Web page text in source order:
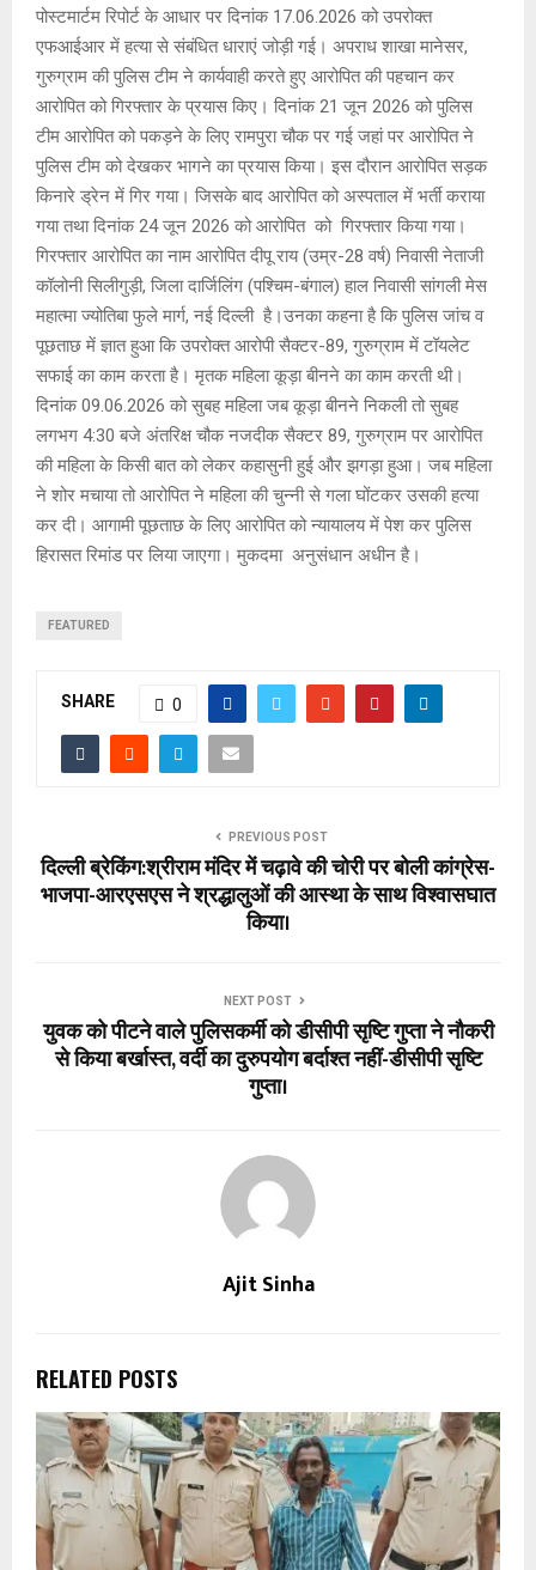
पोस्टमार्टम रिपोर्ट के आधार पर दिनांक 17.06.2026 को उपरोक्त
एफआईआर में हत्या से संबंधित धाराएं जोड़ी गई। अपराध शाखा मानेसर,
गुरुग्राम की पुलिस टीम ने कार्यवाही करते हुए आरोपित की पहचान कर
आरोपित को गिरफ्तार के प्रयास किए। दिनांक 21 जून 2026 को पुलिस
टीम आरोपित को पकड़ने के लिए रामपुरा चौक पर गई जहां पर आरोपित ने
पुलिस टीम को देखकर भागने का प्रयास किया। इस दौरान आरोपित सड़क
किनारे ड्रेन में गिर गया। जिसके बाद आरोपित को अस्पताल में भर्ती कराया
गया तथा दिनांक 24 जून 2026 को आरोपित को गिरफ्तार किया गया।
गिरफ्तार आरोपित का नाम आरोपित दीपू राय (उम्र-28 वर्ष) निवासी नेताजी
कॉलोनी सिलीगुड़ी, जिला दार्जिलिंग (पश्चिम-बंगाल) हाल निवासी सांगली मेस
महात्मा ज्योतिबा फुले मार्ग, नई दिल्ली है।उनका कहना है कि पुलिस जांच व
पूछताछ में ज्ञात हुआ कि उपरोक्त आरोपी सैक्टर-89, गुरुग्राम में टॉयलेट
सफाई का काम करता है। मृतक महिला कूड़ा बीनने का काम करती थी।
दिनांक 09.06.2026 को सुबह महिला जब कूड़ा बीनने निकली तो सुबह
लगभग 4:30 बजे अंतरिक्ष चौक नजदीक सैक्टर 89, गुरुग्राम पर आरोपित
की महिला के किसी बात को लेकर कहासुनी हुई और झगड़ा हुआ। जब महिला
ने शोर मचाया तो आरोपित ने महिला की चुन्नी से गला घोंटकर उसकी हत्या
कर दी। आगामी पूछताछ के लिए आरोपित को न्यायालय में पेश कर पुलिस
हिरासत रिमांड पर लिया जाएगा। मुकदमा अनुसंधान अधीन है।
FEATURED
SHARE 0
PREVIOUS POST
दिल्ली ब्रेकिंग:श्रीराम मंदिर में चढ़ावे की चोरी पर बोली कांग्रेस-
भाजपा-आरएसएस ने श्रद्धालुओं की आस्था के साथ विश्वासघात
किया।
NEXT POST
युवक को पीटने वाले पुलिसकर्मी को डीसीपी सृष्टि गुप्ता ने नौकरी
से किया बर्खास्त, वर्दी का दुरुपयोग बर्दाश्त नहीं-डीसीपी सृष्टि
गुप्ता।
Ajit Sinha
RELATED POSTS